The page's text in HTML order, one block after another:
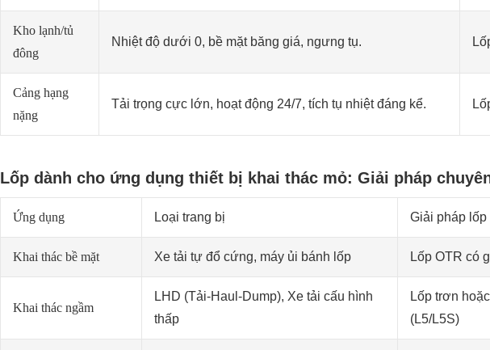
Kho lạnh/tủ
đông
Nhiệt độ dưới 0, bề mặt băng giá, ngưng tụ.
Cảng hạng
nặng
Tải trọng cực lớn, hoạt động 24/7, tích tụ nhiệt đáng kể.
Lốp dành cho ứng dụng thiết bị khai thác mỏ: Giải pháp
Ứng dụng Loại trang bị Giải pháp lốp
Khai thác bề mặt Xe tải tự đổ cứng, máy ủi bánh lốp Lốp OTR có
Khai thác ngầm
LHD (Tải-Haul-Dump), Xe tải cấu hình
thấp
Lốp trơn
(L5/L5S)